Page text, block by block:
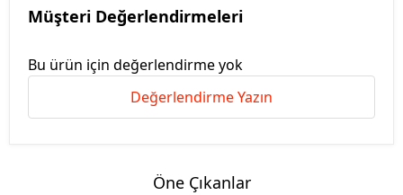
Müşteri Değerlendirmeleri
Bu ürün için değerlendirme yok
Değerlendirme Yazın
Öne Çıkanlar